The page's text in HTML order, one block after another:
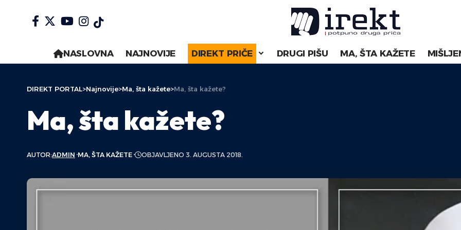
NASLOVNA NAJNOVIJE DIREKT PRIČE DRUGI PIŠU MA, ŠTA KAŽETE
DIREKT PORTAL>Najnovije>Ma, šta kažete>Ma, šta kažete?
Ma, šta kažete?
AUTOR:ADMIN MA, ŠTA KAŽETE OBJAVLJENO 3. AUGUSTA 2018.